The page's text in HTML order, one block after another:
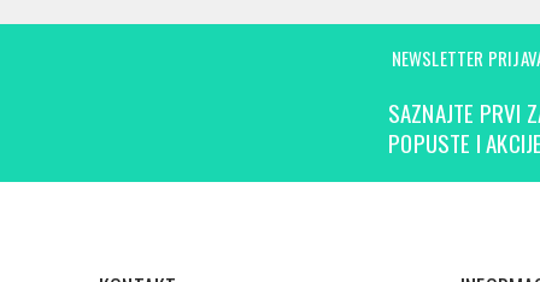
NEWSLETTER
SAZNAJTE PRVI
POPUSTE I